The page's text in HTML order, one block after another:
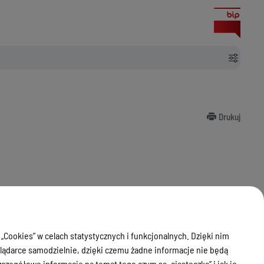
Drukuj
w celach statystycznych i funkcjonalnych. Dzięki nim
samodzielnie, dzięki czemu żadne informacje nie będą